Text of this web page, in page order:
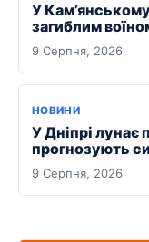
У
загиблим
9 Серпня, 2026
НОВИНИ
У Дніпрі лунає
прогнозують
9 Серпня, 2026